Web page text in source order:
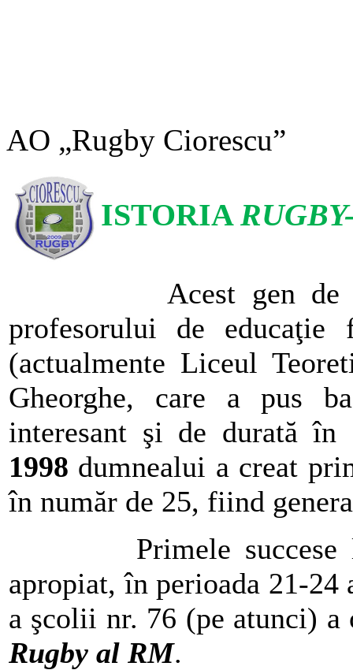
AO „Rugby Ciorescu”
ISTORIA
Acest gen
profesorului de
(actualmente Liceul
Gheorghe, care a pus
interesant şi de durată în
1998 dumnealui a creat
în număr de 25, fiind
Primele
apropiat, în perioada 21-
a şcolii nr. 76 (pe atunci)
Rugby al RM.